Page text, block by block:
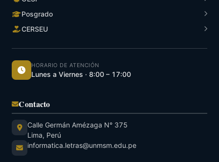
Posgrado
CERSEU
HORARIO DE ATENCIÓN
Lunes a Viernes · 8:00 – 17:00
Contacto
Calle Germán Amézaga N° 375
Lima, Perú
informatica.letras@unmsm.edu.pe